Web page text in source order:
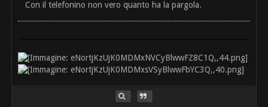
Con il telefonino non vero quanto ha la pargola.